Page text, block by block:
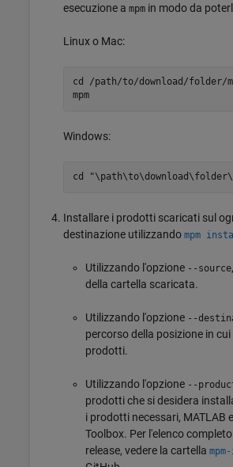
esecuzione a mpm in modo da
Linux o Mac:
cd /path/to/download/folder/
mpm
Windows:
cd
Installare i prodotti scaricati sul
destinazione utilizzando mpm
Utilizzando l'opzione --source
della cartella scaricata.
Utilizzando l'opzione --
percorso della posizione in
prodotti.
Utilizzando l'opzione --
prodotti che si desidera
i prodotti necessari, MATLAB
Toolbox. Per l'elenco
release, vedere la cartella